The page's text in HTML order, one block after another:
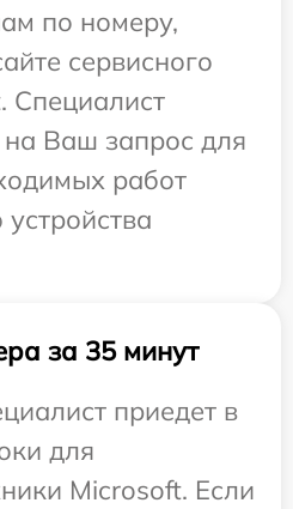
по номеру,
сервисного
Специалист
на Ваш запрос для
работ
за 35 минут
приедет в
для
Microsoft. Если